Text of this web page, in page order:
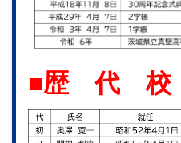
■歴 代